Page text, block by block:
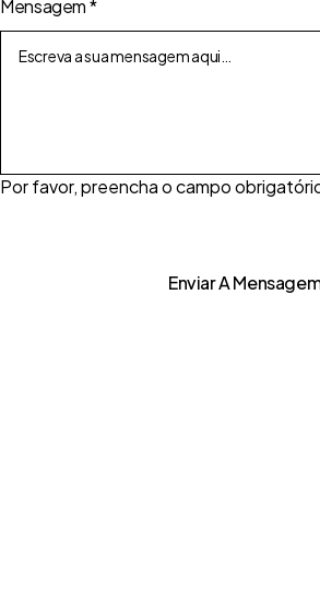
Mensagem*
Por favor, preencha o campo
Enviar A